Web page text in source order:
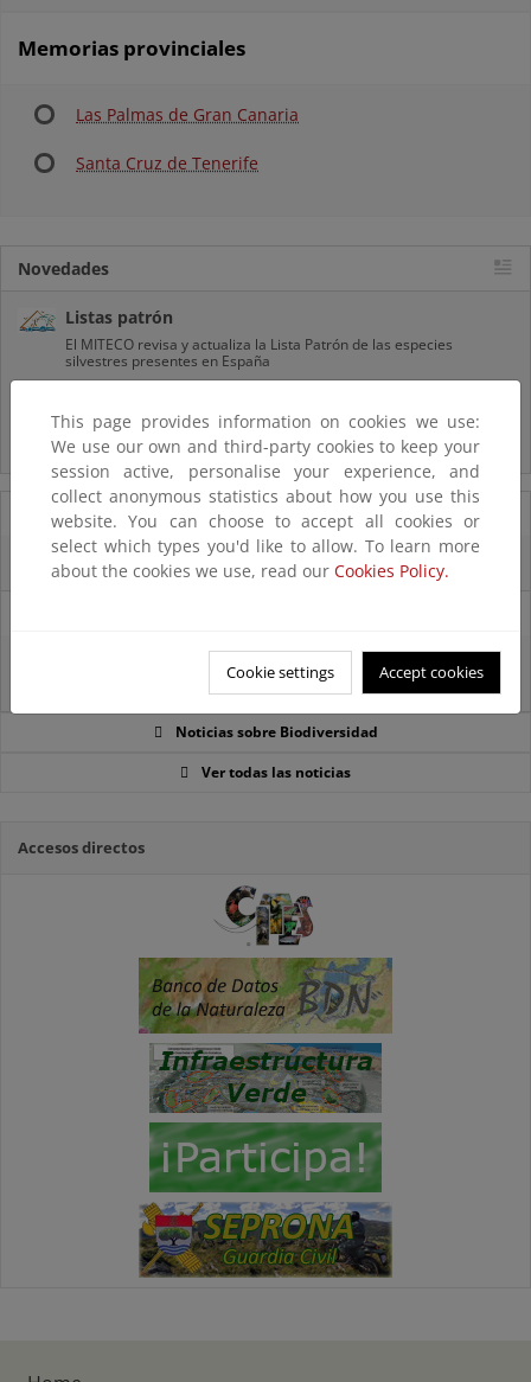
Memorias provinciales
Las Palmas de Gran Canaria
Santa Cruz de Tenerife
Novedades
Listas patrón
El MITECO revisa y actualiza la Lista Patrón de las especies
silvestres presentes en España
Preguntas frecuentes...
Acceso a los recursos genéticos y reparto de beneficios
07/08/2025
El censo de aves del Parque Nacional de las Tablas bate récords históricos
La reunión ministerial de OSPAR refuerza la acción conjunta para proteger
Noticias sobre Biodiversidad
Ver todas las noticias
Accesos directos
This page provides information on cookies we use:
We use our own and third-party cookies to keep your
session active, personalise your experience, and
collect anonymous statistics about how you use this
website. You can choose to accept all cookies or
select which types you'd like to allow. To learn more
about the cookies we use, read our Cookies Policy.
Cookie settings Accept cookies